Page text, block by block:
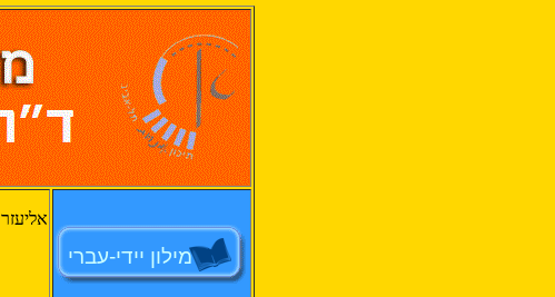
אליעזר
מילון יידי-עברי